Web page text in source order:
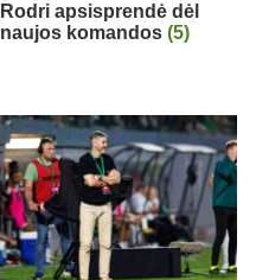
Rodri apsisprendė dėl
naujos komandos (5)